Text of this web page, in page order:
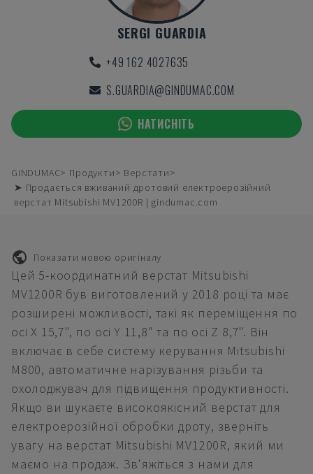
SERGI GUARDIA
+49 162 4027635
S.GUARDIA@GINDUMAC.COM
НАТИСНІТЬ
GINDUMAC Продукти
Верстати
➤ Продається вживаний дротовий електроерозійний
верстат Mitsubishi MV1200R | gindumac.com
Показати мовою оригіналу
Цей 5-координатний верстат Mitsubishi
MV1200R був виготовлений у 2018 році та має
розширені можливості, такі як переміщення по
осі X 15,7", по осі Y 11,8" та по осі Z 8,7". Він
включає в себе систему керування Mitsubishi
M800, автоматичне нарізування різьби та
охолоджувач для підвищення продуктивності.
Якщо ви шукаєте високоякісний верстат для
електроерозійної обробки дроту, зверніть
увагу на верстат Mitsubishi MV1200R, який ми
маємо на продаж. Зв'яжіться з нами для